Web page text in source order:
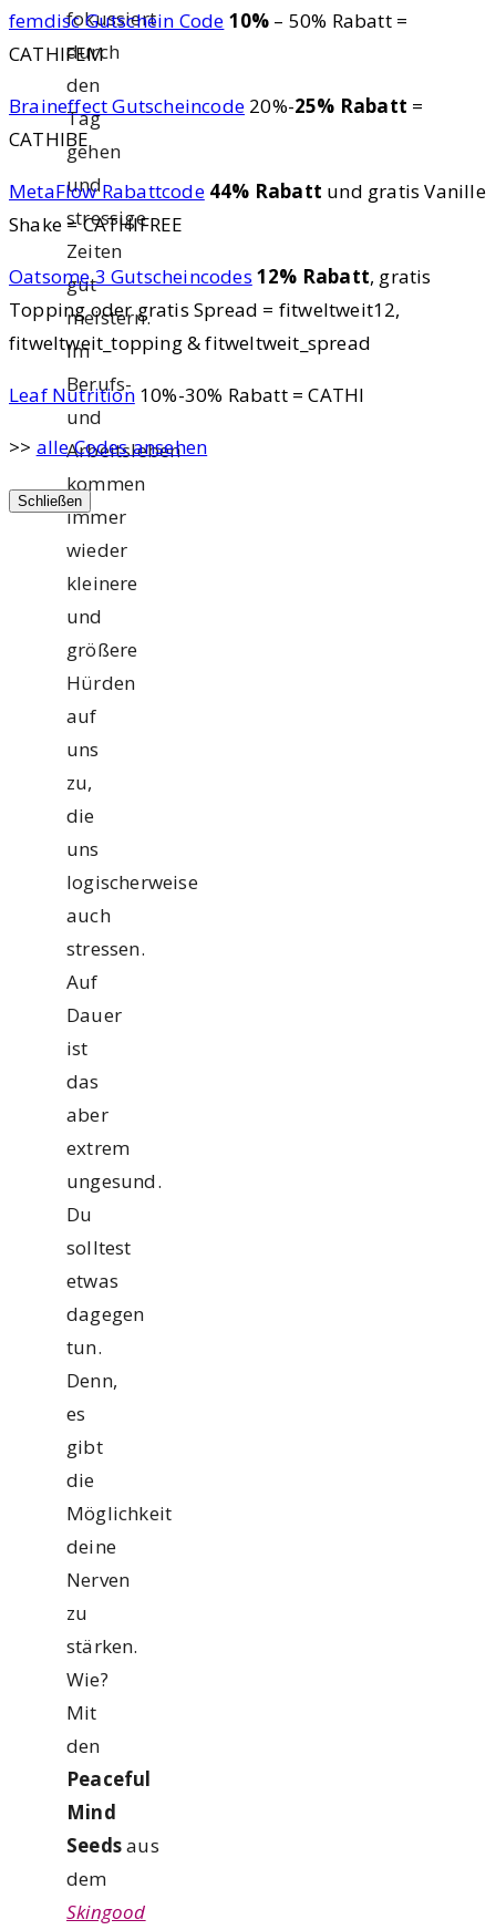
fokussiert
durch
den
Tag
gehen
und
stressige
Zeiten
gut
meistern.
Im
Berufs-
und
Arbeitsleben
kommen
immer
wieder
kleinere
und
größere
Hürden
auf
uns
zu,
die
uns
logischerweise
auch
stressen.
Auf
Dauer
ist
das
aber
extrem
ungesund.
Du
solltest
etwas
dagegen
tun.
Denn,
es
gibt
die
Möglichkeit
deine
Nerven
zu
stärken.
Wie?
Mit
den
Peaceful
Mind
Seedsaus
dem
Skingood
femdisc Gutschein Code 10% – 50% Rabatt =
CATHIFEM
Braineffect Gutscheincode 20%-25% Rabatt =
CATHIBE
MetaFlow Rabattcode 44% Rabatt und gratis Vanille
Shake = CATHIFREE
Oatsome 3 Gutscheincodes 12% Rabatt, gratis
Topping oder gratis Spread = fitweltweit12,
fitweltweit_topping & fitweltweit_spread
Leaf Nutrition10%-30% Rabatt = CATHI
>> alle Codes ansehen
Schließen